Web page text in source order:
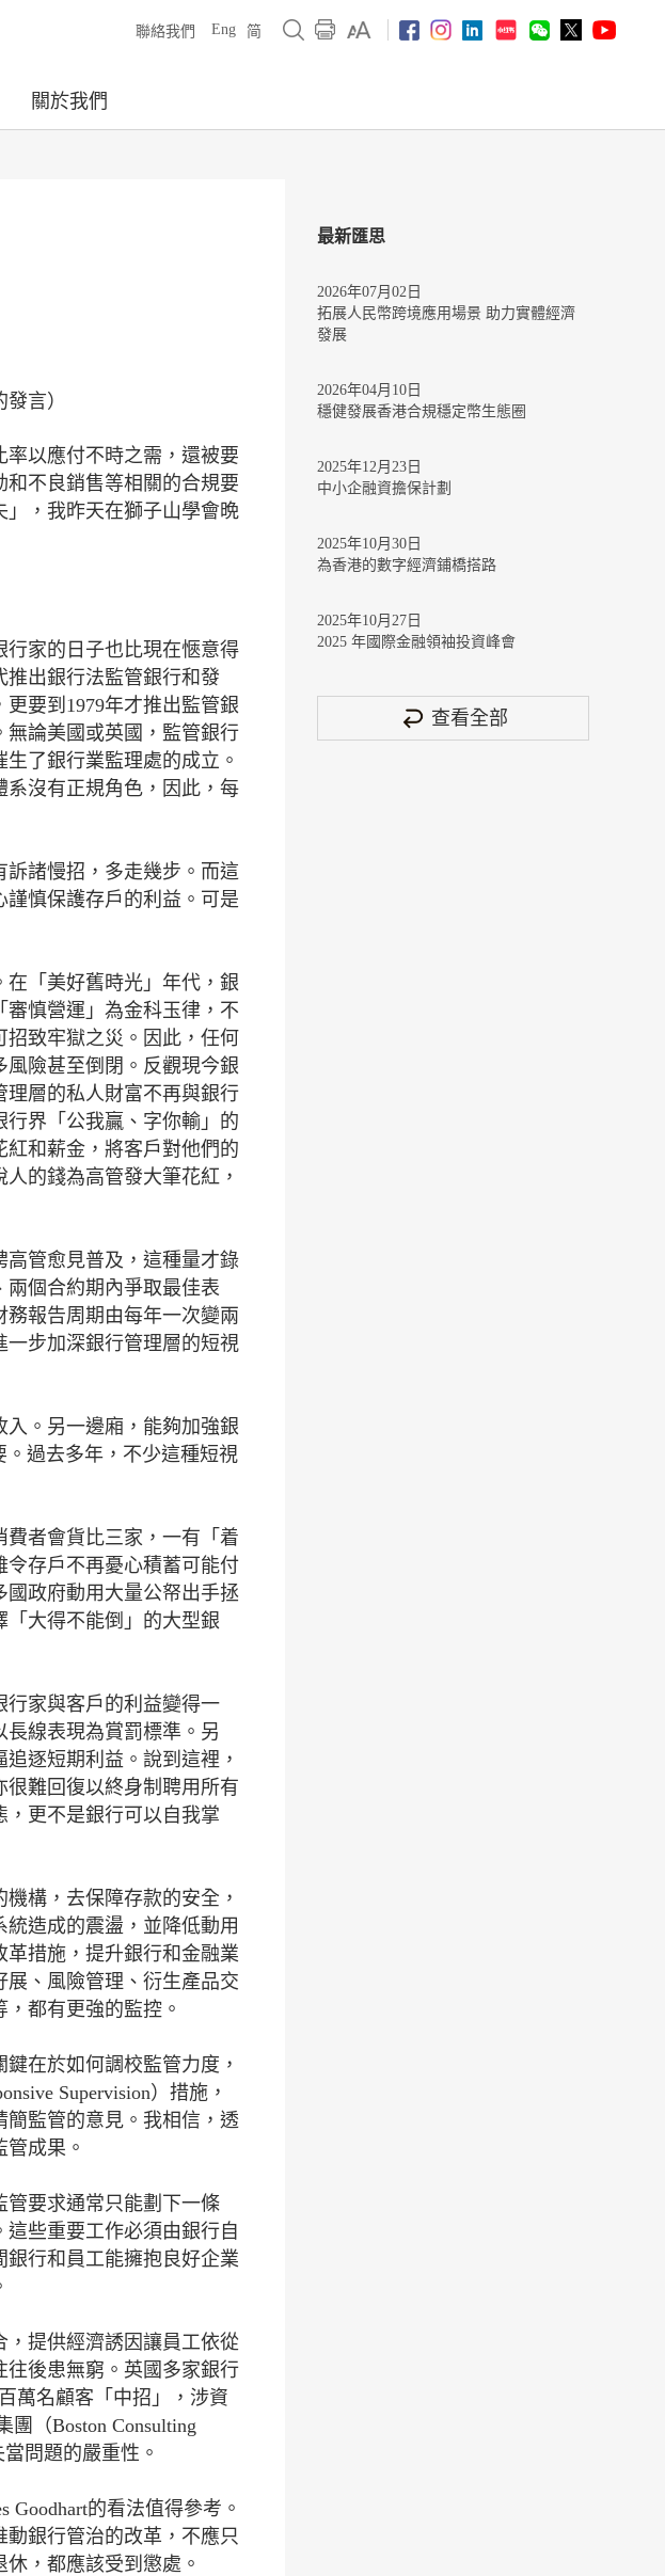
聯絡我們 Eng 简
關於我們
言）
以應付不時之需，還被要
不良銷售等相關的合規要
，我昨天在獅子山學會晩
家的日子也比現在愜意得
推出銀行法監管銀行和發
要到1979年才推出監管銀
論美國或英國，監管銀行
了銀行業監理處的成立。
沒有正規角色，因此，每
諸慢招，多走幾步。而這
慎保護存戶的利益。可是
「美好舊時光」年代，銀
慎營運」為金科玉律，不
致牢獄之災。因此，任何
險甚至倒閉。反觀現今銀
層的私人財富不再與銀行
界「公我贏、字你輸」的
和薪金，將客戶對他們的
的錢為高管發大筆花紅，
管愈見普及，這種量才錄
個合約期內爭取最佳表
報告周期由每年一次變兩
步加深銀行管理層的短視
。另一邊廂，能夠加強銀
過去多年，不少這種短視
者會貨比三家，一有「着
存戶不再憂心積蓄可能付
政府動用大量公帑出手拯
大得不能倒」的大型銀
行家與客戶的利益變得一
線表現為賞罰標準。另
逐短期利益。說到這裡，
難回復以終身制聘用所有
更不是銀行可以自我掌
構，去保障存款的安全，
造成的震盪，並降低動用
革措施，提升銀行和金融業
、風險管理、衍生產品交
都有更強的監控。
在於如何調校監管力度，
Supervision）措施，
監管的意見。我相信，透
成果。
管要求通常只能劃下一條
這些重要工作必須由銀行自
行和員工能擁抱良好企業
提供經濟誘因讓員工依從
後患無窮。英國多家銀行
萬名顧客「中招」，涉資
（Boston Consulting
問題的嚴重性。
的看法值得參考。
銀行管治的改革，不應只
，都應該受到懲處。
最新匯思
2026年07月02日
拓展人民幣跨境應用場景 助力實體經濟
發展
2026年04月10日
穩健發展香港合規穩定幣生態圈
2025年12月23日
中小企融資擔保計劃
2025年10月30日
為香港的數字經濟鋪橋搭路
2025年10月27日
2025 年國際金融領袖投資峰會
查看全部